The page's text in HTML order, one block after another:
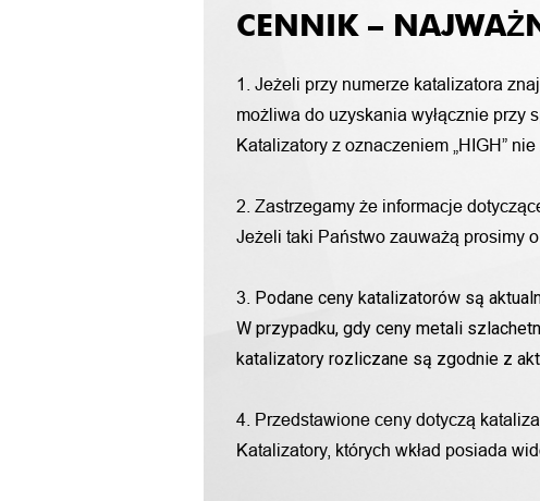
CENNIK –
1. Jeżeli przy numerze katalizatora
możliwa do uzyskania wyłącznie przy
Katalizatory z oznaczeniem „HIGH”
2. Zastrzegamy że informacje
Jeżeli taki Państwo zauważą prosimy o
3. Podane ceny katalizatorów są
W przypadku, gdy ceny metali
katalizatory rozliczane są zgodnie z
4. Przedstawione ceny dotyczą
Katalizatory, których wkład posiada